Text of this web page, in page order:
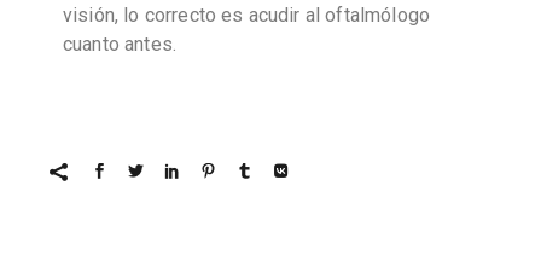
visión, lo correcto es acudir al oftalmólogo
cuanto antes.